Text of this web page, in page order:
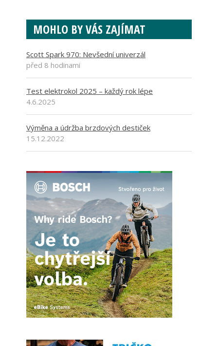
MOHLO BY VÁS ZAJÍMAT
Scott Spark 970: Nevšední univerzál
před 8 hodinami
Test elektrokol 2025 – každý rok lépe
4.6.2025
Výměna a údržba brzdových destiček
15.12.2022